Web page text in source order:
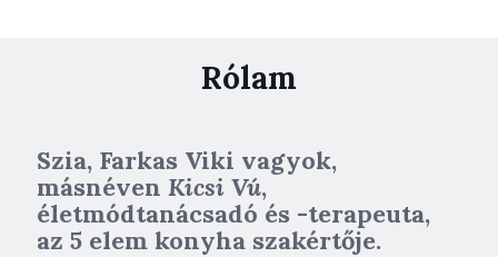
Rólam
Szia, Farkas Viki vagyok,
másnéven Kicsi Vú,
életmódtanácsadó és -terapeuta,
az 5 elem konyha szakértője.